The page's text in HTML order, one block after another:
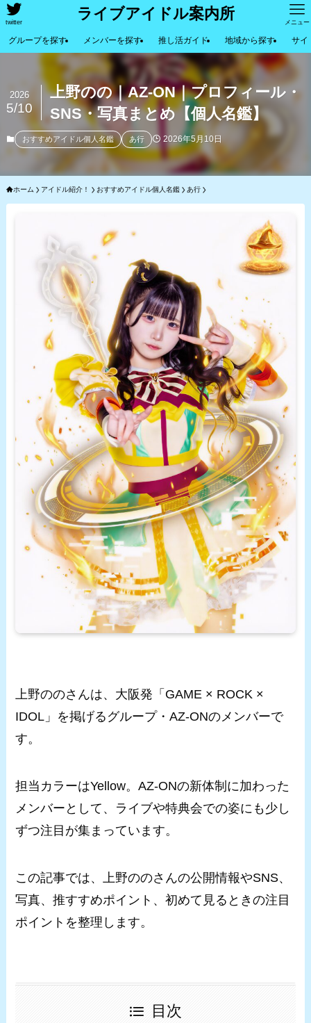
ライブアイドル案内所
twitter メニュー
グループを探す メンバーを探す 推し活ガイド 地域から探す サイ
上野のの｜AZ-ON｜プロフィール・
SNS・写真まとめ【個人名鑑】
2026
5/10
おすすめアイドル個人名鑑 あ行 2026年5月10日
ホーム アイドル紹介！ おすすめアイドル個人名鑑 あ行
上野ののさんは、大阪発「GAME × ROCK ×
IDOL」を掲げるグループ・AZ-ONのメンバーで
す。
担当カラーはYellow。AZ-ONの新体制に加わった
メンバーとして、ライブや特典会での姿にも少し
ずつ注目が集まっています。
この記事では、上野ののさんの公開情報やSNS、
写真、推すすめポイント、初めて見るときの注目
ポイントを整理します。
目次